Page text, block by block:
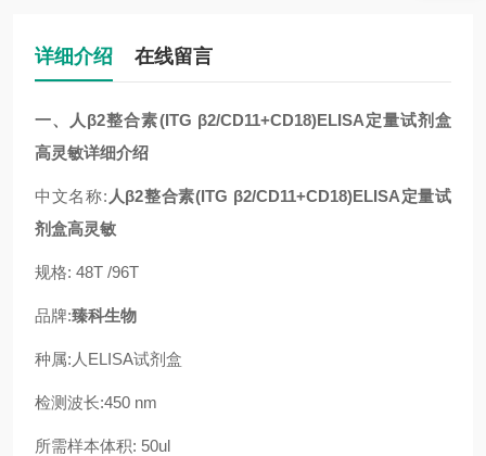
详细介绍 在线留言
一、人β2整合素(ITG β2/CD11+CD18)ELISA定量试剂盒
高灵敏详细介绍
中文名称: 人β2整合素(ITG β2/CD11+CD18)ELISA定量试
剂盒高灵敏
规格: 48T /96T
品牌:臻科生物
种属:人ELISA试剂盒
检测波长:450 nm
所需样本体积: 50ul